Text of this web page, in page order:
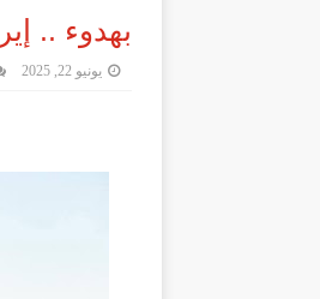
بهدوء ..
يونيو 22, 2025